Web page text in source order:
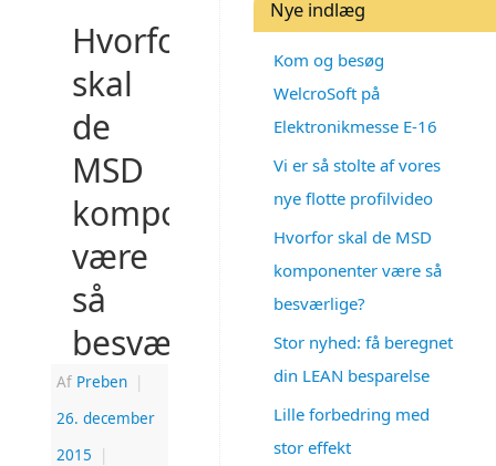
Hvorfor
skal
de
MSD
komponenter
være
så
besværlige?
Af Preben |
26. december
2015
|
Nye indlæg
Kom og besøg
WelcroSoft på
Elektronikmesse E-16
Vi er så stolte af vores
nye flotte profilvideo
Hvorfor skal de MSD
komponenter være så
besværlige?
Stor nyhed: få beregnet
din LEAN besparelse
Lille forbedring med
stor effekt